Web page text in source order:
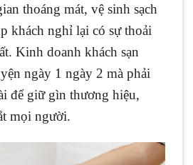
thoáng mát, vệ sinh sạch
khách nghỉ lại có sự thoải
Kinh doanh khách sạn
ngày 1 ngày 2 mà phải
để giữ gìn thương hiệu,
mọi người.